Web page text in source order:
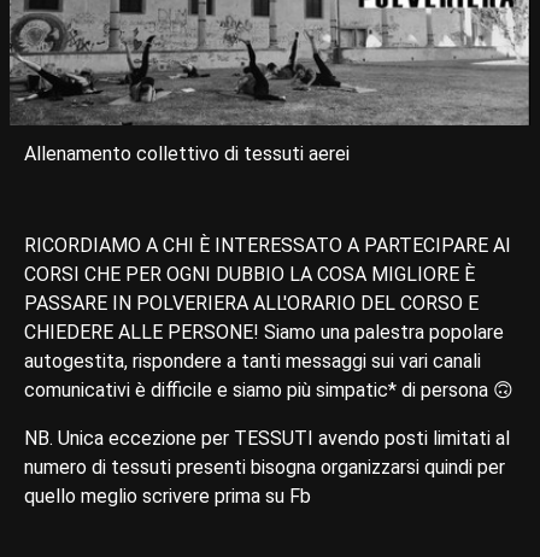
Allenamento collettivo di tessuti aerei
RICORDIAMO A CHI È INTERESSATO A PARTECIPARE AI
CORSI CHE PER OGNI DUBBIO LA COSA MIGLIORE È
PASSARE IN POLVERIERA ALL'ORARIO DEL CORSO E
CHIEDERE ALLE PERSONE! Siamo una palestra popolare
autogestita, rispondere a tanti messaggi sui vari canali
comunicativi è difficile e siamo più simpatic* di persona 🙃
NB. Unica eccezione per TESSUTI avendo posti limitati al
numero di tessuti presenti bisogna organizzarsi quindi per
quello meglio scrivere prima su Fb